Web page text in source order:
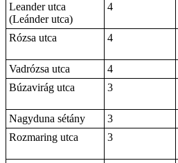
Leander utca
(Leánder utca)
4
Rózsa utca
4
Vadrózsa utca
4
Búzavirág utca
3
Nagyduna sétány
3
Rozmaring utca
3